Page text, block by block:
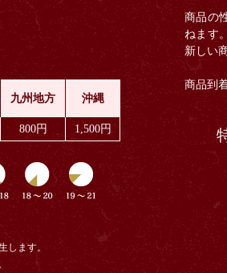
九州地方 沖縄
800円 1,500円
します。
商品の
ねます
新しい
商品到